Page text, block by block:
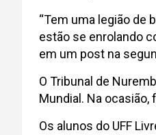
“Tem uma legião de
estão se enrolando
em um post na
O Tribunal de
Mundial. Na
Os alunos do UFF